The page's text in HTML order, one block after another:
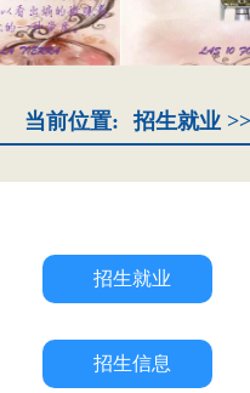
当前位置: 招生就业 >>
招生就业
招生信息